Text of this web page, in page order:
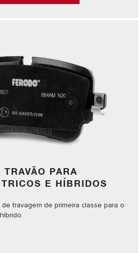
TRAVÃO PARA
E HÍBRIDOS
travagem de primeira classe para o